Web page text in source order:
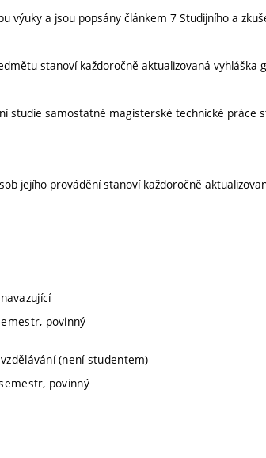
výuky a jsou popsány článkem 7 Studijního a
stanoví každoročně aktualizovaná vyhláška
studie samostatné magisterské technické práce
jejího provádění stanoví každoročně
povinný
(není studentem)
povinný